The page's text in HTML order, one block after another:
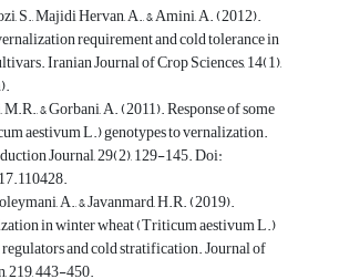
S., Majidi Hervan, A., & Amini, A. (2012).
requirement and cold tolerance in
Iranian Journal of Crop Sciences, 14(1),
& Gorbani, A. (2011). Response of some
aestivum L.) genotypes to vernalization.
Journal, 29(2), 129-145. Doi:
A., & Javanmard, H.R. (2019).
in winter wheat (Triticum aestivum L.)
and cold stratification. Journal of
219, 443-450.